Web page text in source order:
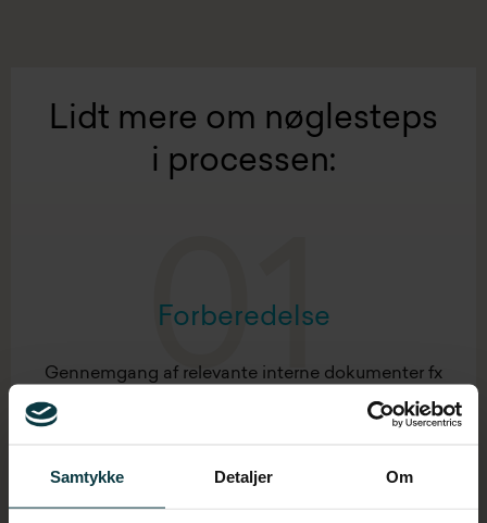
Samtykke Detaljer Om
Lidt mere om nøglesteps
i processen:
01
Forberedelse
Gennemgang af relevante interne dokumenter fx
mission, vision, lederhåndbog, strategi og